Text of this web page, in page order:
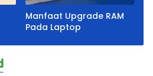
Manfaat Upgrade RAM
Pada Laptop